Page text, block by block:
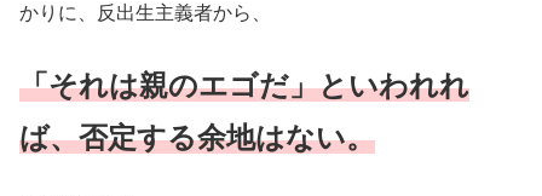
かりに、反出生主義者から、
「それは親のエゴだ」といわれれ
ば、否定する余地はない。